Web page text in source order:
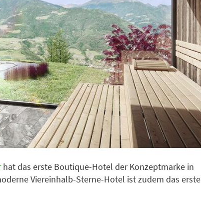
hat das erste Boutique-Hotel der Konzeptmarke in
Viereinhalb-Sterne-Hotel ist zudem das erste